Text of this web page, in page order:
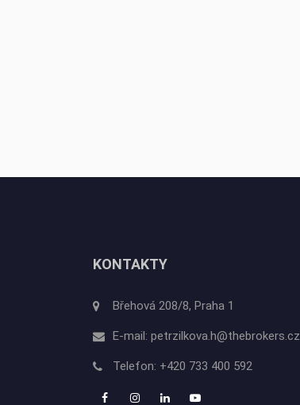
KONTAKTY
Břehová 208/8, Praha 1
E-mail: petrzilkova.h@thebrokers.cz
Telefon: +420 733 400 592